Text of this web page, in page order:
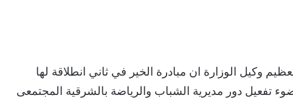
وكيل الوزارة ان مبادرة الخير في ثاني انطلاقة لها
تفعيل دور مديرية الشباب والرياضة بالشرقية المجتمعى